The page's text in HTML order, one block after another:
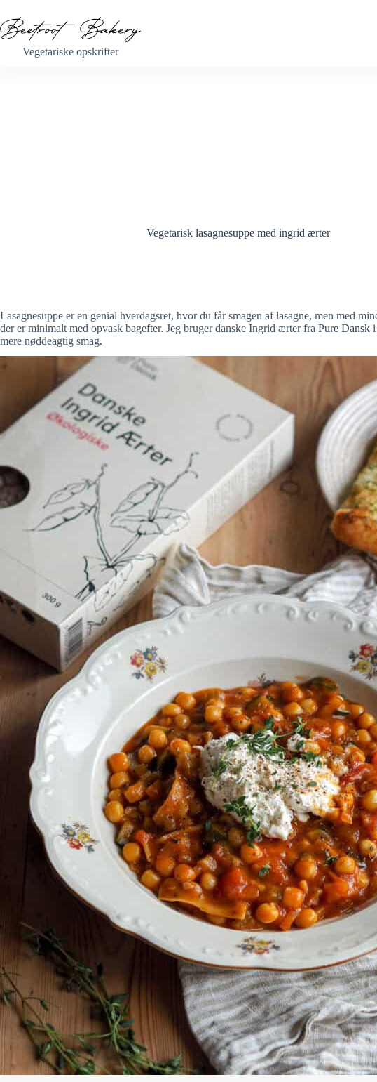
til
indhold
Vegetariske opskrifter
Vegetarisk lasagnesuppe med ingrid ærter
Lasagnesuppe er en genial hverdagsret, hvor du får smagen af lasagne, men med
der er minimalt med opvask bagefter. Jeg bruger danske Ingrid ærter fra Pure Dansk i
mere nøddeagtig smag.